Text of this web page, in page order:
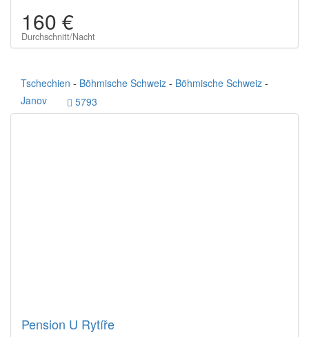
160 €
Durchschnitt/Nacht
Tschechien - Böhmische Schweiz - Böhmische Schweiz -
Janov
5793
Pension U Rytíře